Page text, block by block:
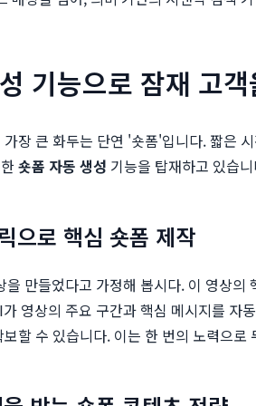
기능으로 잠재 고
장 큰 화두는 단연 '숏폼'입니다. 짧은
숏폼 자동 생성 기능을 탑재하고 있습
으로 핵심 숏폼 제작
을 만들었다고 가정해 봅시다. 이 영상
영상의 주요 구간과 핵심 메시지를 자
할 수 있습니다. 이는 한 번의 노력으